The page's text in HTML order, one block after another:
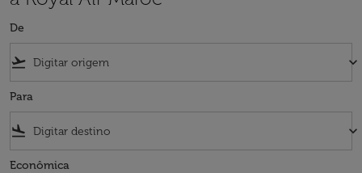
De
flight_takeoff keyboard_arrow_down
Para
flight_land keyboard_arrow_down
Econômica